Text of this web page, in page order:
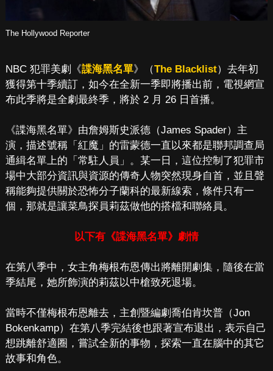
The Hollywood Reporter
NBC 犯罪美劇《諜海黑名單》（The Blacklist）去年初
獲得第十季續訂，如今在全新一季即將播出前，電視網宣
布此季將是全劇最終季，將於 2 月 26 日首播。
《諜海黑名單》由詹姆斯史派德（James Spader）主
演，描述號稱「紅魔」的雷蒙德一直以來都是聯邦調查局
通緝名單上的「常駐人員」。某一日，這位控制了犯罪市
場中大部分資訊與資源的傳奇人物突然現身自首，並且聲
稱能夠提供關於恐怖分子蘭科的最新線索，條件只有一
個，那就是讓菜鳥探員莉茲做他的搭檔和聯絡員。
以下有《諜海黑名單》劇情
在第八季中，女主角梅根布恩傳出將離開劇集，隨後在當
季結尾，她所飾演的莉茲以中槍致死退場。
當時不僅梅根布恩離去，主創暨編劇喬伯肯坎普（Jon
Bokenkamp）在第八季完結後也跟著宣布退出，表示自己
想跳離舒適圈，嘗試全新的事物，探索一直在腦中的其它
故事和角色。